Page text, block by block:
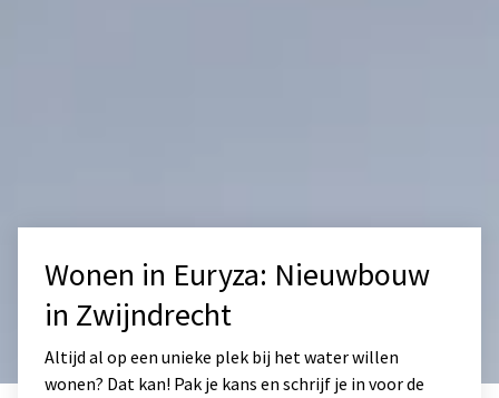
Wonen in Euryza: Nieuwbouw
in Zwijndrecht
Altijd al op een unieke plek bij het water willen
wonen? Dat kan! Pak je kans en schrijf je in voor de